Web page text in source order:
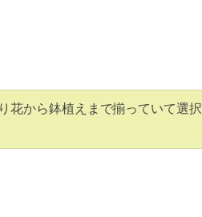
花から鉢植えまで揃っていて選択